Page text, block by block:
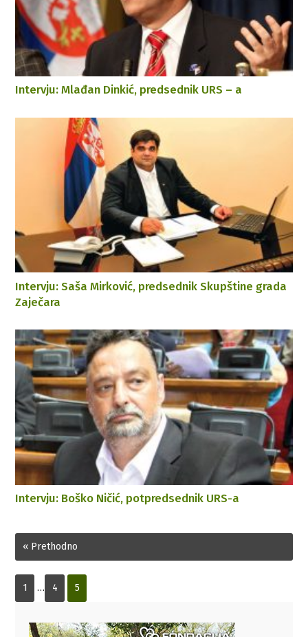
Intervju: Mlađan Dinkić, predsednik URS – a
Intervju: Saša Mirković, predsednik Skupštine grada
Zaječara
Intervju: Boško Ničić, potpredsednik URS-a
« Prethodno
1 … 4 5